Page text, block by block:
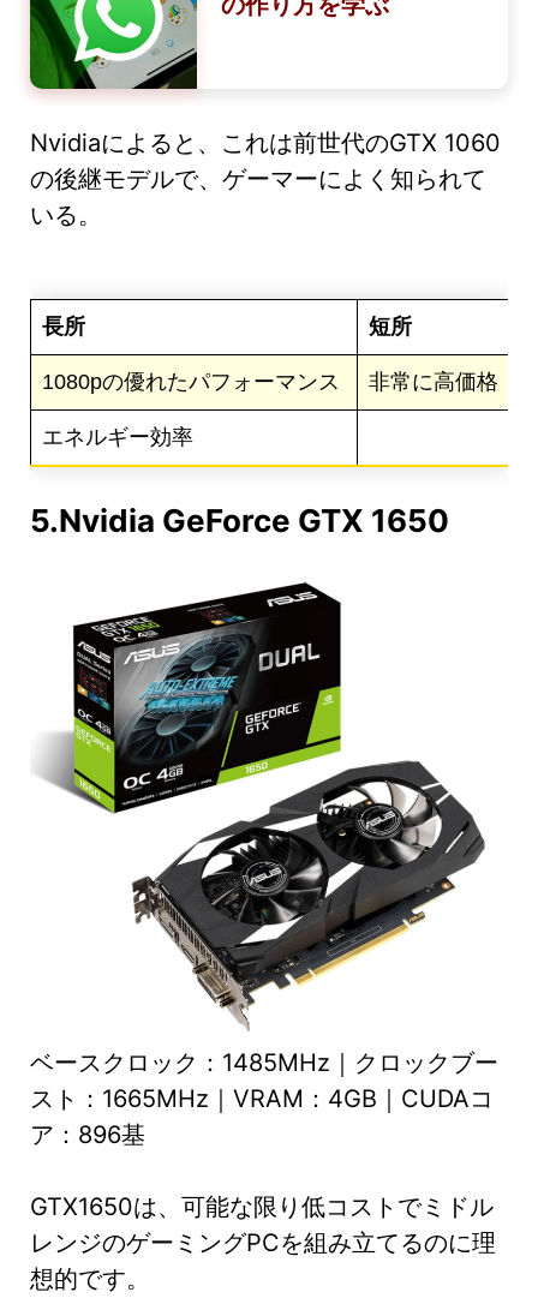
Nvidiaによると、これは前世代のGTX 1060
の後継モデルで、ゲーマーによく知られて
いる。
長所 短所
1080pの優れたパフォーマンス 非常に高価格
エネルギー効率
5.Nvidia GeForce GTX 1650
ベースクロック：1485MHz｜クロックブー
スト：1665MHz｜VRAM：4GB｜CUDAコ
ア：896基
GTX1650は、可能な限り低コストでミドル
レンジのゲーミングPCを組み立てるのに理
想的です。